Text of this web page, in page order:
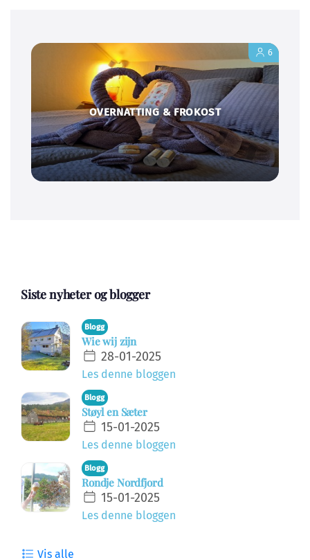
OVERNATTING & FROKOST
6
Siste nyheter og blogger
Blogg
Wie wij zijn
28-01-2025
Les denne bloggen
Blogg
Støyl en Sæter
15-01-2025
Les denne bloggen
Blogg
Rondje Nordfjord
15-01-2025
Les denne bloggen
Vis alle